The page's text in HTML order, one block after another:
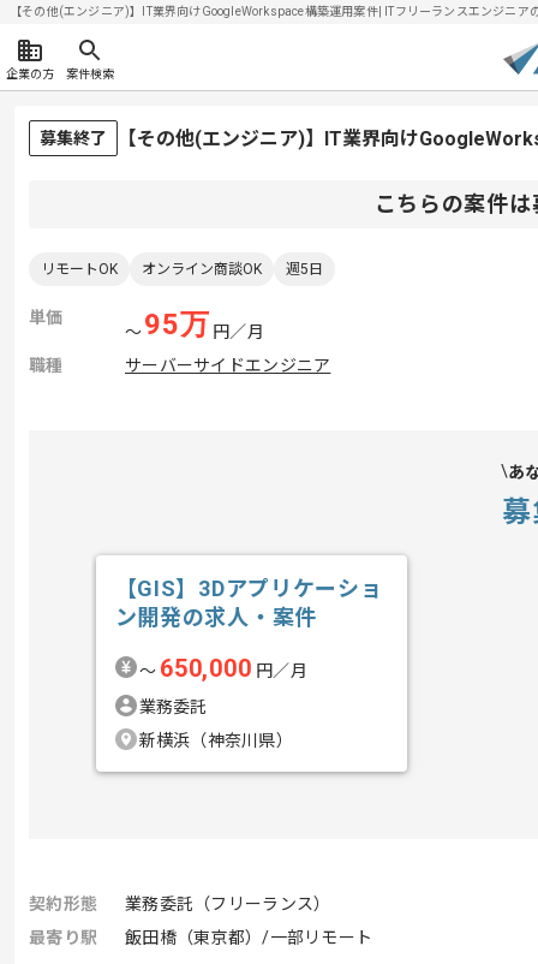
【その他(エンジニア)】IT業界向けGoogleWorkspace構築運用案件| ITフリーランスエンジニ
企業の方 案件検索
募集終了 【その他(エンジニア)】IT業界向け
こちらの案件
リモートOK オンライン商談OK 週5日
単価
〜95万 円／月
職種
サーバーサイドエンジニア
あ
【GIS】3Dアプリケーショ
ン開発の求人・案件
〜 650,000 円／月
業務委託
新横浜（神奈川県）
契約形態
業務委託（フリーランス）
最寄り駅
飯田橋（東京都）/一部リモート